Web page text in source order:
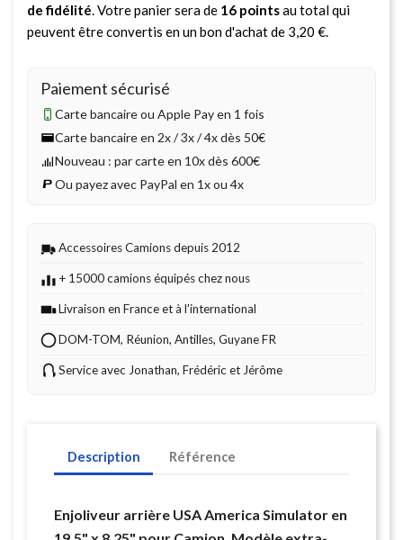
de fidélité. Votre panier sera de 16 pointsau total qui
peuvent être convertis en un bon d'achat de 3,20 €.
Paiement sécurisé
Carte bancaire ou Apple Pay en 1 fois
Carte bancaire en 2x / 3x / 4x dès 50€
Nouveau : par carte en 10x dès 600€
Ou payez avec PayPal en 1x ou 4x
Accessoires Camions depuis 2012
+ 15000 camions équipés chez nous
Livraison en France et à l'international
DOM-TOM, Réunion, Antilles, Guyane FR
Service avec Jonathan, Frédéric et Jérôme
Description Référence
Enjoliveur arrière USA America Simulator en